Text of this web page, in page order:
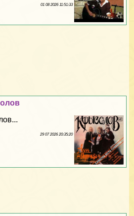
01 08 2026 11:51:33
29 07 2026 20:35:20